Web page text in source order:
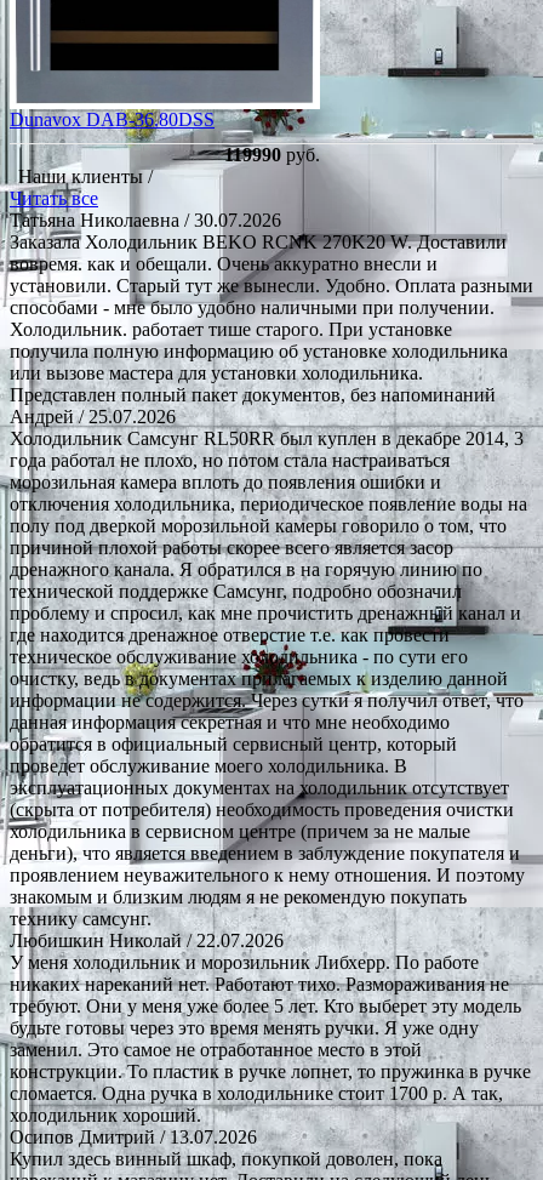
Dunavox DAB-36.80DSS
119990руб.
Наши клиенты /
Читать все
Татьяна Николаевна / 30.07.2026
Заказала Холодильник BEKO RCNK 270K20 W. Доставили
вовремя. как и обещали. Очень аккуратно внесли и
установили. Старый тут же вынесли. Удобно. Оплата разными
способами - мне было удобно наличными при получении.
Холодильник. работает тише старого. При установке
получила полную информацию об установке холодильника
или вызове мастера для установки холодильника.
Представлен полный пакет документов, без напоминаний
Андрей/ 25.07.2026
Холодильник Самсунг RL50RR был куплен в декабре 2014, 3
года работал не плохо, но потом стала настраиваться
морозильная камера вплоть до появления ошибки и
отключения холодильника, периодическое появление воды на
полу под дверкой морозильной камеры говорило о том, что
причиной плохой работы скорее всего является засор
дренажного канала. Я обратился в на горячую линию по
технической поддержке Самсунг, подробно обозначил
проблему и спросил, как мне прочистить дренажный канал и
где находится дренажное отверстие т.е. как провести
техническое обслуживание холодильника - по сути его
очистку, ведь в документах прилагаемых к изделию данной
информации не содержится. Через сутки я получил ответ, что
данная информация секретная и что мне необходимо
обратится в официальный сервисный центр, который
проведет обслуживание моего холодильника. В
эксплуатационных документах на холодильник отсутствует
(скрыта от потребителя) необходимость проведения очистки
холодильника в сервисном центре (причем за не малые
деньги), что является введением в заблуждение покупателя и
проявлением неуважительного к нему отношения. И поэтому
знакомым и близким людям я не рекомендую покупать
технику самсунг.
Любишкин Николай/ 22.07.2026
У меня холодильник и морозильник Либхерр. По работе
никаких нареканий нет. Работают тихо. Размораживания не
требуют. Они у меня уже более 5 лет. Кто выберет эту модель
будьте готовы через это время менять ручки. Я уже одну
заменил. Это самое не отработанное место в этой
конструкции. То пластик в ручке лопнет, то пружинка в ручке
сломается. Одна ручка в холодильнике стоит 1700 р. А так,
холодильник хороший.
Осипов Дмитрий/ 13.07.2026
Купил здесь винный шкаф, покупкой доволен, пока